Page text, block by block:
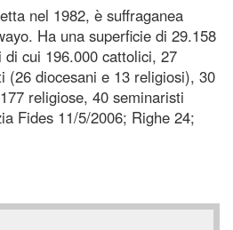
nel 1982, è suffraganea
Ha una superficie di 29.158
cui 196.000 cattolici, 27
(26 diocesani e 13 religiosi), 30
religiose, 40 seminaristi
Fides 11/5/2006; Righe 24;